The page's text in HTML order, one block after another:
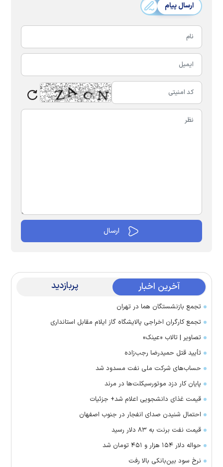
ارسال پیام
آخرین اخبار پربازدید
تجمع بازنشستگان هما در تهران
تجمع کارگران اخراجی پالایشگاه گاز ایلام مقابل استانداری
تصاویر | تالاب «عینک»
تأیید قتل حمیدرضا رجب‌زاده
حساب‌های شرکت ملی نفت مسدود شد
پایان کار دزد موتورسیکلت‌ها در مرند
قیمت غذای دانشجویی اعلام شد+ جزئیات
احتمال شنیدن صدای انفجار در جنوب اصفهان
قیمت نفت برنت به ۸۳ دلار رسید
حواله دلار ۱۵۴ هزار و ۴۵۱ تومان شد
نرخ سود بین‌بانکی بالا رفت